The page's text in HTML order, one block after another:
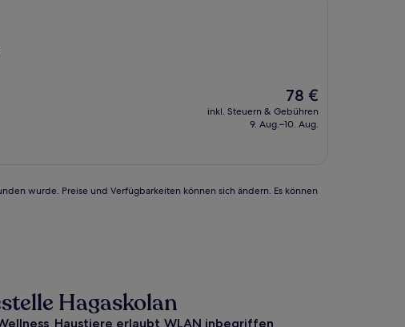
Der
Preis
beträgt
78 €
inkl. Steuern & Gebühren
9. Aug.–10. Aug.
wurde. Preise und Verfügbarkeiten können sich ändern. Es können
Hagaskolan
Haustiere erlaubt WLAN inbegriffen